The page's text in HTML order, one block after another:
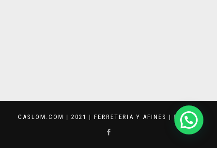
CASLOM.COM | 2021 | FERRETERIA Y AFINES | KEVVAR